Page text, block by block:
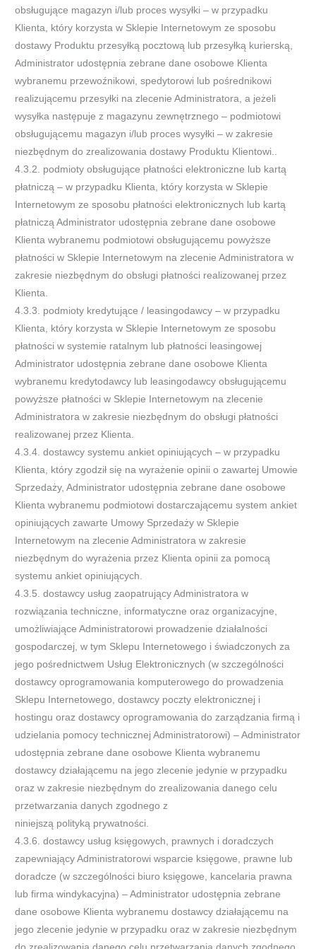
obsługujące magazyn i/lub proces wysyłki – w przypadku
Klienta, który korzysta w Sklepie Internetowym ze sposobu
dostawy Produktu przesyłką pocztową lub przesyłką kurierską,
Administrator udostępnia zebrane dane osobowe Klienta
wybranemu przewoźnikowi, spedytorowi lub pośrednikowi
realizującemu przesyłki na zlecenie Administratora, a jeżeli
wysyłka następuje z magazynu zewnętrznego – podmiotowi
obsługującemu magazyn i/lub proces wysyłki – w zakresie
niezbędnym do zrealizowania dostawy Produktu Klientowi..
4.3.2. podmioty obsługujące płatności elektroniczne lub kartą
płatniczą – w przypadku Klienta, który korzysta w Sklepie
Internetowym ze sposobu płatności elektronicznych lub kartą
płatniczą Administrator udostępnia zebrane dane osobowe
Klienta wybranemu podmiotowi obsługującemu powyższe
płatności w Sklepie Internetowym na zlecenie Administratora w
zakresie niezbędnym do obsługi płatności realizowanej przez
Klienta.
4.3.3. podmioty kredytujące / leasingodawcy – w przypadku
Klienta, który korzysta w Sklepie Internetowym ze sposobu
płatności w systemie ratalnym lub płatności leasingowej
Administrator udostępnia zebrane dane osobowe Klienta
wybranemu kredytodawcy lub leasingodawcy obsługującemu
powyższe płatności w Sklepie Internetowym na zlecenie
Administratora w zakresie niezbędnym do obsługi płatności
realizowanej przez Klienta.
4.3.4. dostawcy systemu ankiet opiniujących – w przypadku
Klienta, który zgodził się na wyrażenie opinii o zawartej Umowie
Sprzedaży, Administrator udostępnia zebrane dane osobowe
Klienta wybranemu podmiotowi dostarczającemu system ankiet
opiniujących zawarte Umowy Sprzedaży w Sklepie
Internetowym na zlecenie Administratora w zakresie
niezbędnym do wyrażenia przez Klienta opinii za pomocą
systemu ankiet opiniujących.
4.3.5. dostawcy usług zaopatrujący Administratora w
rozwiązania techniczne, informatyczne oraz organizacyjne,
umożliwiające Administratorowi prowadzenie działalności
gospodarczej, w tym Sklepu Internetowego i świadczonych za
jego pośrednictwem Usług Elektronicznych (w szczególności
dostawcy oprogramowania komputerowego do prowadzenia
Sklepu Internetowego, dostawcy poczty elektronicznej i
hostingu oraz dostawcy oprogramowania do zarządzania firmą i
udzielania pomocy technicznej Administratorowi) – Administrator
udostępnia zebrane dane osobowe Klienta wybranemu
dostawcy działającemu na jego zlecenie jedynie w przypadku
oraz w zakresie niezbędnym do zrealizowania danego celu
przetwarzania danych zgodnego z
niniejszą polityką prywatności.
4.3.6. dostawcy usług księgowych, prawnych i doradczych
zapewniający Administratorowi wsparcie księgowe, prawne lub
doradcze (w szczególności biuro księgowe, kancelaria prawna
lub firma windykacyjna) – Administrator udostępnia zebrane
dane osobowe Klienta wybranemu dostawcy działającemu na
jego zlecenie jedynie w przypadku oraz w zakresie niezbędnym